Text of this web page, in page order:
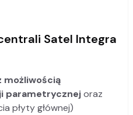
Satel Integra
możliwością
parametrycznejoraz
płyty głównej)